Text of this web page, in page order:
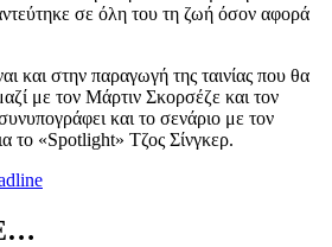
σε όλη του τη ζωή όσον αφορά
και στην παραγωγή της ταινίας που θα
με τον Μάρτιν Σκορσέζε και τον
και το σενάριο με τον
το «Spotlight» Τζος Σίνγκερ.